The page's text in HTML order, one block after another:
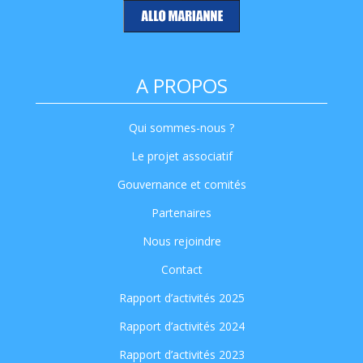
A PROPOS
Qui sommes-nous ?
Le projet associatif
Gouvernance et comités
Partenaires
Nous rejoindre
Contact
Rapport d’activités 2025
Rapport d’activités 2024
Rapport d’activités 2023